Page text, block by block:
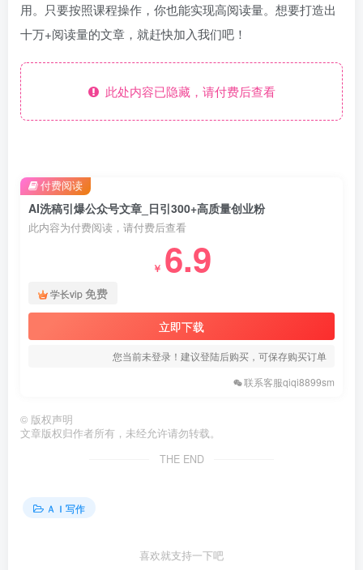
用。只要按照课程操作，你也能实现高阅读量。想要打造出
十万+阅读量的文章，就赶快加入我们吧！
此处内容已隐藏，请付费后查看
AI洗稿引爆公众号文章_日引300+高质量创业粉
此内容为付费阅读，请付费后查看
￥ 6.9
学长vip免费
立即下载
您当前未登录！建议登陆后购买，可保存购买订单
联系客服qiqi8899sm
付费阅读
© 版权声明
文章版权归作者所有，未经允许请勿转载。
THE END
ＡＩ写作
喜欢就支持一下吧